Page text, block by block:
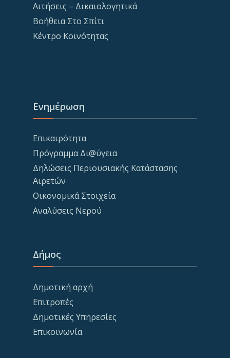
Αιτήσεις – Δικαιολογητικά
Βοήθεια Στο Σπίτι
Κέντρο Κοινότητας
Ενημέρωση
Επικαιρότητα
Πρόγραμμα Δι@ύγεια
Δηλώσεις Περιουσιακής Κατάστασης
Αιρετών
Οικονομικά Στοιχεία
Αναλύσεις Νερού
Δήμος
Δημοτική αρχή
Επιτροπές
Δημοτικές Υπηρεσίες
Επικοινωνία